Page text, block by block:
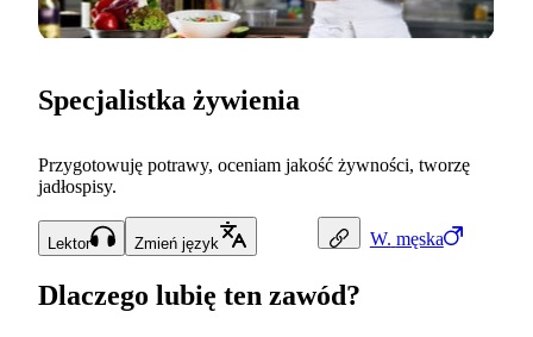
W. męska
Specjalistka żywienia
Przygotowuję potrawy, oceniam jakość żywności, tworzę
jadłospisy.
Lektor Zmień język
Dlaczego lubię ten zawód?